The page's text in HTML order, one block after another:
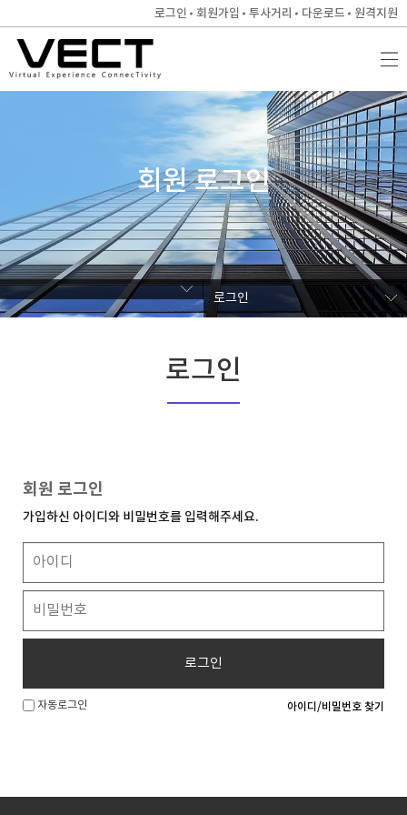
로그인 회원가입 투사거리 다운로드 원격지원
회원 로그인
로그인
로그인
회원 로그인
가입하신 아이디와 비밀번호를 입력해주세요.
로그인
자동로그인 아이디/비밀번호 찾기